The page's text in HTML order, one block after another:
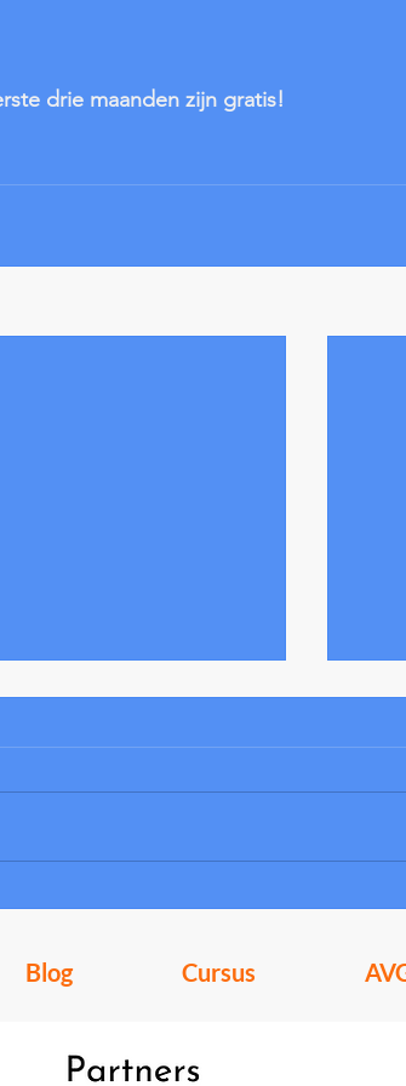
drie maanden zijn gratis!
Blog Cursus